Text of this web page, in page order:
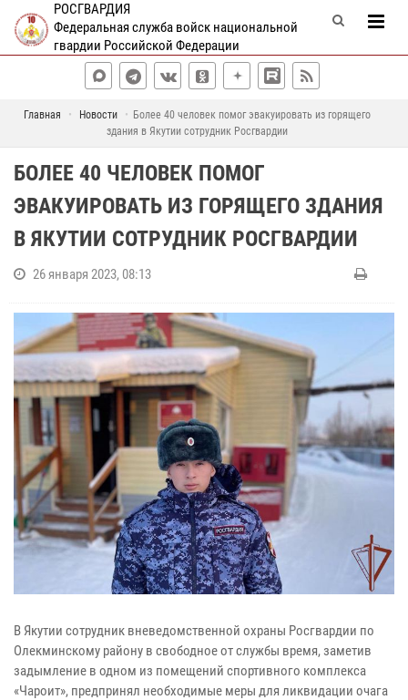
РОСГВАРДИЯ
Федеральная служба войск национальной
гвардии Российской Федерации
Главная Новости
Более 40 человек помог эвакуировать из горящего
здания в Якутии сотрудник Росгвардии
БОЛЕЕ 40 ЧЕЛОВЕК ПОМОГ
ЭВАКУИРОВАТЬ ИЗ ГОРЯЩЕГО ЗДАНИЯ
В ЯКУТИИ СОТРУДНИК РОСГВАРДИИ
26 января 2023, 08:13
В Якутии сотрудник вневедомственной охраны Росгвардии по
Олекминскому району в свободное от службы время, заметив
задымление в одном из помещений спортивного комплекса
«Чароит», предпринял необходимые меры для ликвидации очага